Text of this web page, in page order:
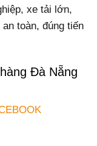
xe tải lớn,
toàn, đúng tiến
Đà Nẵng